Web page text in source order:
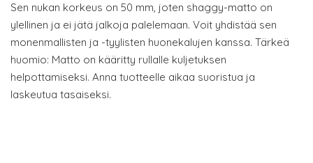
Sen nukan korkeus on 50 mm, joten shaggy-matto on
ylellinen ja ei jätä jalkoja palelemaan. Voit yhdistää sen
monenmallisten ja -tyylisten huonekalujen kanssa. Tärkeä
huomio: Matto on kääritty rullalle kuljetuksen
helpottamiseksi. Anna tuotteelle aikaa suoristua ja
laskeutua tasaiseksi.